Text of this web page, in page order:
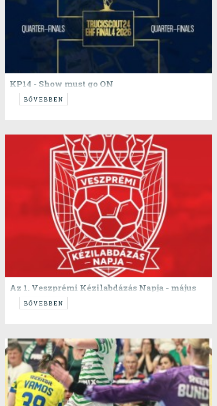
KP14 - Show must go ON
...izgalmak...
BŐVEBBEN
Az 1. Veszprémi Kézilabdázás Napja - május
17. BŐVEBBEN